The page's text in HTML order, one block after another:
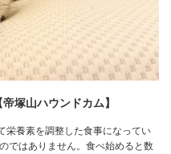
塚山ハウンドカム】
栄養素を調整した食事になってい
ではありません。食べ始めると数